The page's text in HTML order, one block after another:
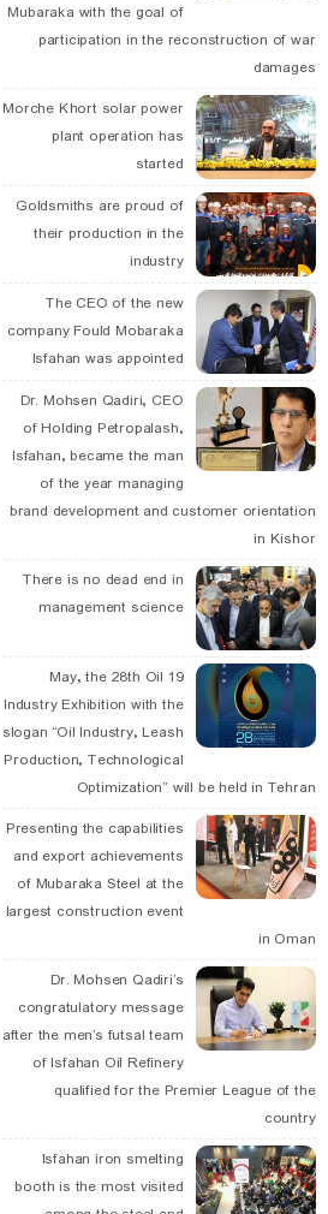
Mubaraka with the goal of
participation in the reconstruction of war
damages
Morche Khort solar power
plant operation has
started
Goldsmiths are proud of
their production in the
industry
The CEO of the new
company Fould Mobaraka
Isfahan was appointed
Dr. Mohsen Qadiri, CEO
of Holding Petropalash,
Isfahan, became the man
of the year managing
brand development and customer orientation
in Kishor
There is no dead end in
management science
19 May, the 28th Oil
Industry Exhibition with the
slogan “Oil Industry, Leash
Production, Technological
Optimization” will be held in Tehran
Presenting the capabilities
and export achievements
of Mubaraka Steel at the
largest construction event
in Oman
Dr. Mohsen Qadiri’s
congratulatory message
after the men’s futsal team
of Isfahan Oil Refinery
qualified for the Premier League of the
country
Isfahan iron smelting
booth is the most visited